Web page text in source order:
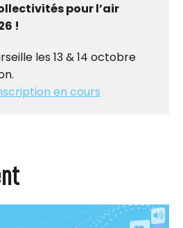
pour l’air
!
les 13 & 14 octobre
en cours